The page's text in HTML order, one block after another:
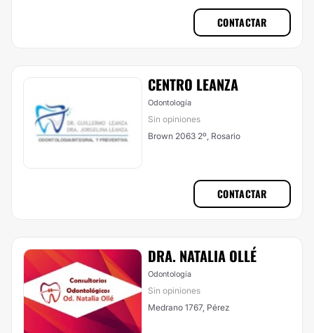
CONTACTAR
CENTRO LEANZA
Odontología
Sin opiniones
Brown 2063 2º, Rosario
CONTACTAR
DRA. NATALIA OLLÉ
Odontología
Sin opiniones
Medrano 1767, Pérez